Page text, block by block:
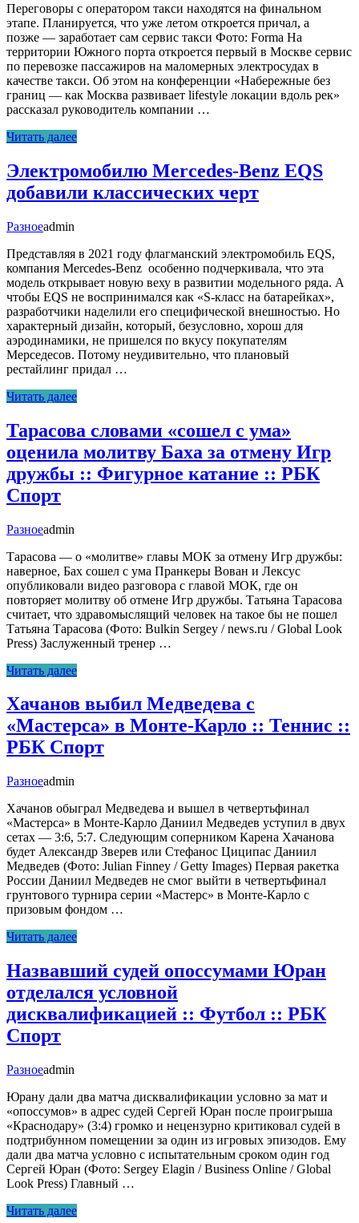
Переговоры с оператором такси находятся на финальном
этапе. Планируется, что уже летом откроется причал, а
позже — заработает сам сервис такси Фото: Forma На
территории Южного порта откроется первый в Москве сервис
по перевозке пассажиров на маломерных электросудах в
качестве такси. Об этом на конференции «Набережные без
границ — как Москва развивает lifestyle локации вдоль рек»
рассказал руководитель компании …
Читать далее
Электромобилю Mercedes-Benz EQS
добавили классических черт
Разноеadmin
Представляя в 2021 году флагманский электромобиль EQS,
компания Mercedes-Benz особенно подчеркивала, что эта
модель открывает новую веху в развитии модельного ряда. А
чтобы EQS не воспринимался как «S-класс на батарейках»,
разработчики наделили его специфической внешностью. Но
характерный дизайн, который, безусловно, хорош для
аэродинамики, не пришелся по вкусу покупателям
Мерседесов. Потому неудивительно, что плановый
рестайлинг придал …
Читать далее
Тарасова словами «сошел с ума»
оценила молитву Баха за отмену Игр
дружбы :: Фигурное катание :: РБК
Спорт
Разноеadmin
Тарасова — о «молитве» главы МОК за отмену Игр дружбы:
наверное, Бах сошел с ума Пранкеры Вован и Лексус
опубликовали видео разговора с главой МОК, где он
повторяет молитву об отмене Игр дружбы. Татьяна Тарасова
считает, что здравомыслящий человек на такое бы не пошел
Татьяна Тарасова (Фото: Bulkin Sergey / news.ru / Global Look
Press) Заслуженный тренер …
Читать далее
Хачанов выбил Медведева с
«Мастерса» в Монте-Карло :: Теннис ::
РБК Спорт
Разноеadmin
Хачанов обыграл Медведева и вышел в четвертьфинал
«Мастерса» в Монте-Карло Даниил Медведев уступил в двух
сетах — 3:6, 5:7. Следующим соперником Карена Хачанова
будет Александр Зверев или Стефанос Циципас Даниил
Медведев (Фото: Julian Finney / Getty Images) Первая ракетка
России Даниил Медведев не смог выйти в четвертьфинал
грунтового турнира серии «Мастерс» в Монте-Карло с
призовым фондом …
Читать далее
Назвавший судей опоссумами Юран
отделался условной
дисквалификацией :: Футбол :: РБК
Спорт
Разноеadmin
Юрану дали два матча дисквалификации условно за мат и
«опоссумов» в адрес судей Сергей Юран после проигрыша
«Краснодару» (3:4) громко и нецензурно критиковал судей в
подтрибунном помещении за один из игровых эпизодов. Ему
дали два матча условно с испытательным сроком один год
Сергей Юран (Фото: Sergey Elagin / Business Online / Global
Look Press) Главный …
Читать далее